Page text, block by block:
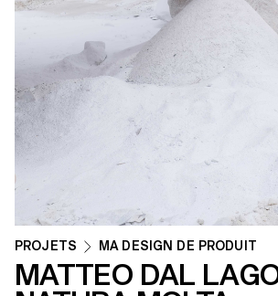
PROJETS MA DESIGN DE PRODUIT
MATTEO DAL